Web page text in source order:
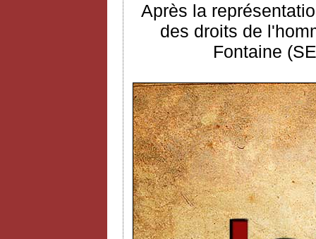
Après la
des droits de
Fontaine